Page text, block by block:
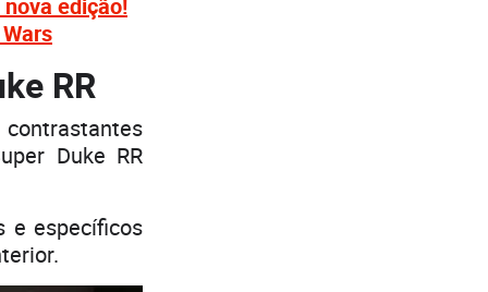
edição!
RR
Duke RR
e específicos